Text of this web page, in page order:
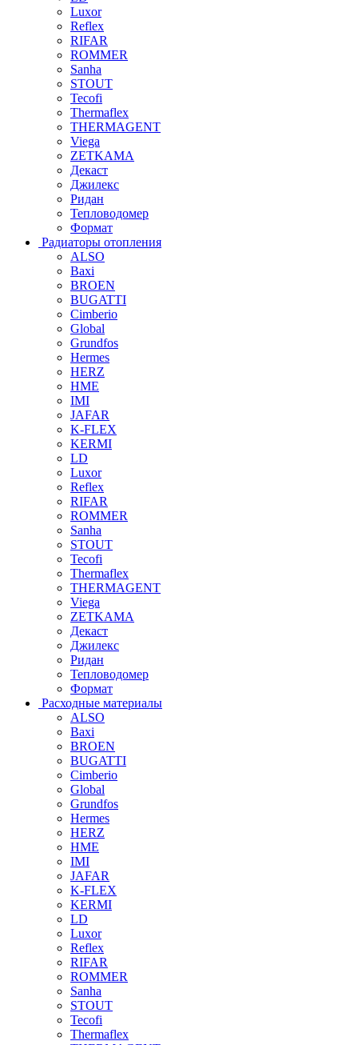
Luxor
Reflex
RIFAR
ROMMER
Sanha
STOUT
Tecofi
Thermaflex
THERMAGENT
Viega
ZETKAMA
Декаст
Джилекс
Ридан
Тепловодомер
Формат
Радиаторы отопления
ALSO
Baxi
BROEN
BUGATTI
Cimberio
Global
Grundfos
Hermes
HERZ
HME
IMI
JAFAR
K-FLEX
KERMI
LD
Luxor
Reflex
RIFAR
ROMMER
Sanha
STOUT
Tecofi
Thermaflex
THERMAGENT
Viega
ZETKAMA
Декаст
Джилекс
Ридан
Тепловодомер
Формат
Расходные материалы
ALSO
Baxi
BROEN
BUGATTI
Cimberio
Global
Grundfos
Hermes
HERZ
HME
IMI
JAFAR
K-FLEX
KERMI
LD
Luxor
Reflex
RIFAR
ROMMER
Sanha
STOUT
Tecofi
Thermaflex